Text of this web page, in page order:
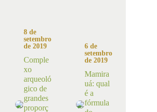
8 de
setembro
de 2019
Comple
xo
arqueoló
gico de
grandes
proporç
6 de
setembro
de 2019
Mamira
uá: qual
é a
fórmula